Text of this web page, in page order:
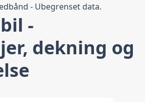
- Ubegrenset data.
-
dekning og